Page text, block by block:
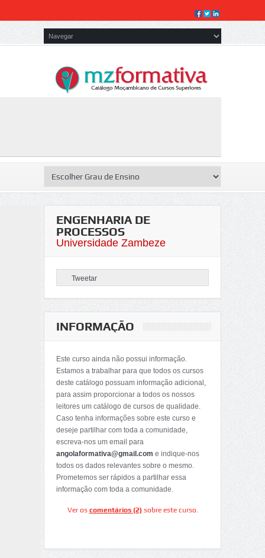
ENGENHARIA DE
PROCESSOS
Universidade Zambeze
Tweetar
INFORMAÇÃO
Este curso ainda não possui informação.
Estamos a trabalhar para que todos os cursos
deste catálogo possuam informação adicional,
para assim proporcionar a todos os nossos
leitores um catálogo de cursos de qualidade.
Caso tenha informações sobre este curso e
deseje partilhar com toda a comunidade,
escreva-nos um email para
angolaformativa@gmail.com e indique-nos
todos os dados relevantes sobre o mesmo.
Prometemos ser rápidos a partilhar essa
informação com toda a comunidade.
Ver os comentários (2)sobre este curso.